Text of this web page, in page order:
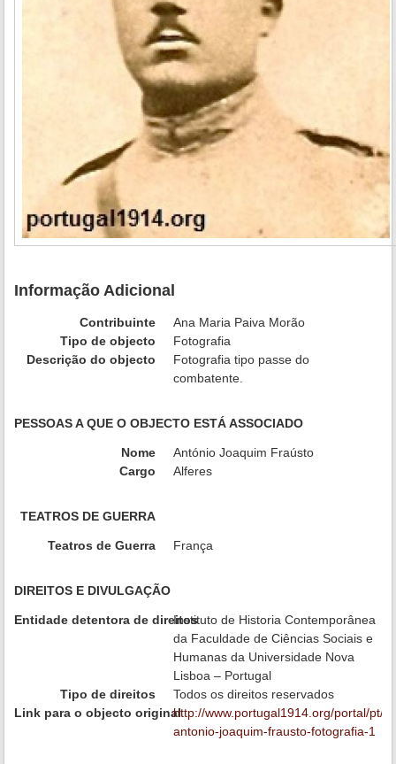
Informação Adicional
Contribuinte
Ana Maria Paiva Morão
Tipo de objecto
Fotografia
Descrição do objecto
Fotografia tipo passe do
combatente.
PESSOAS A QUE O OBJECTO ESTÁ ASSOCIADO
Nome
António Joaquim Fraústo
Cargo
Alferes
TEATROS DE GUERRA
Teatros de Guerra França
DIREITOS E DIVULGAÇÃO
Entidade detentora de direitosInstituto de Historia Contemporânea
da Faculdade de Ciências Sociais e
Humanas da Universidade Nova
Lisboa – Portugal
Tipo de direitos
Todos os direitos reservados
Link para o objecto originalhttp://www.portugal1914.org/portal/pt/
antonio-joaquim-frausto-fotografia-1